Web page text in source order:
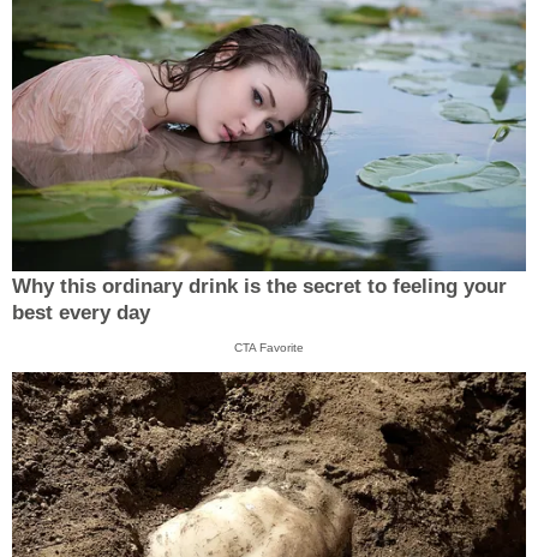
Why this ordinary drink is the secret to feeling your
best every day
CTA Favorite